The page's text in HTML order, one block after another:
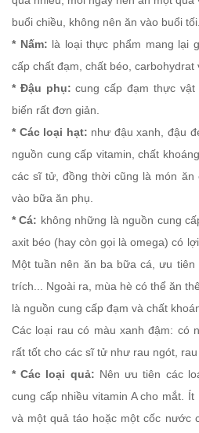
buổi chiều, không nên ăn vào buổi tối.
* Nấm: là loại thực phẩm mang lại
cấp chất đạm, chất béo, carbohydrat
* Đậu phụ: cung cấp đạm thực
biến rất đơn giản.
* Các loại hạt: như đậu xanh, đậu
nguồn cung cấp vitamin, chất
các sĩ tử, đồng thời cũng là món ăn
vào bữa ăn phụ.
* Cá: không những là nguồn cung
axit béo (hay còn gọi là omega) có
Một tuần nên ăn ba bữa cá, ưu
trích... Ngoài ra, mùa hè có thể ăn
là nguồn cung cấp đạm và chất
Các loại rau có màu xanh đậm: có
rất tốt cho các sĩ tử như rau ngót, rau
* Các loại quả: Nên ưu tiên các
cung cấp nhiều vitamin A cho mắt.
và một quả táo hoặc một cốc nước